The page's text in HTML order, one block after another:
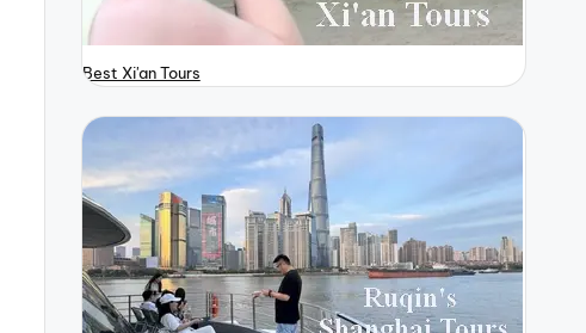
Best Xi'an Tours